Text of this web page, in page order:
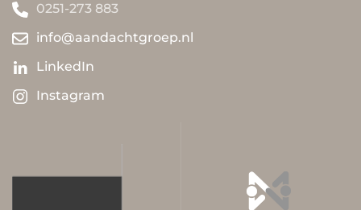
0251-273 883
info@aandachtgroep.nl
LinkedIn
Instagram